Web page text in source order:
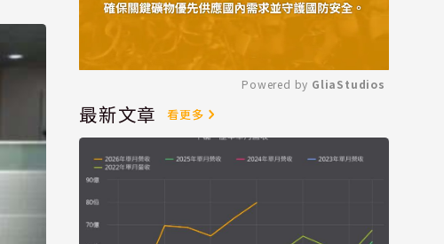
Mute
Powered by GliaStudios
最新文章 看更多